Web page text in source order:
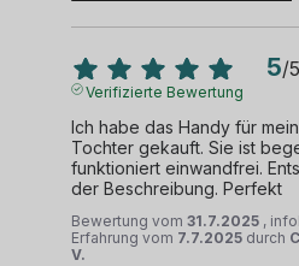
5/5
Verifizierte Bewertung
Ich habe das Handy für
Tochter gekauft. Sie ist
funktioniert einwandfrei.
der Beschreibung. Perfekt
Bewertung vom 31.7.2025 ,
Erfahrung vom 7.7.2025 durch
V.